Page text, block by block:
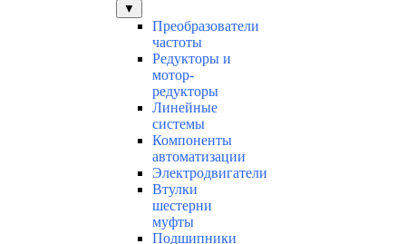
▼
Преобразователи
частоты
Редукторы и
мотор-
редукторы
Линейные
системы
Компоненты
автоматизации
Электродвигатели
Втулки
шестерни
муфты
Подшипники